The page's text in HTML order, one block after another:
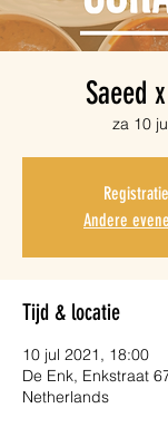
Saeed
za 10
Andere
Tijd & locatie
10 jul 2021, 18:00
De Enk, Enkstraat
Netherlands